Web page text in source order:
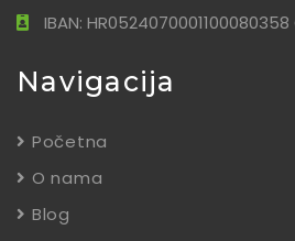
IBAN:
Navigacija
Početna
O nama
Blog